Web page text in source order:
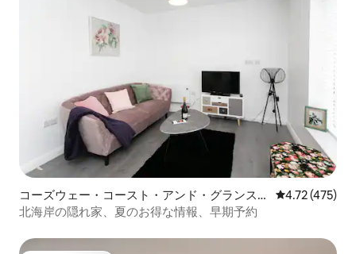
コーズウェー・コースト・アンド・グランスの
マンション・アパート
レビュー475
4.72 (475)
北海岸の隠れ家、夏のお得な情報、早期予約